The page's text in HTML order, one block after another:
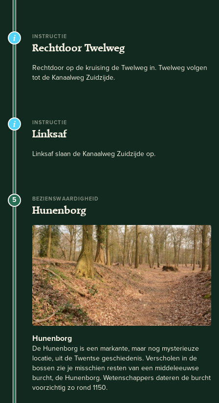
INSTRUCTIE
Rechtdoor Twelweg
Rechtdoor op de kruising de Twelweg in. Twelweg volgen
tot de Kanaalweg Zuidzijde.
INSTRUCTIE
Linksaf
Linksaf slaan de Kanaalweg Zuidzijde op.
5 BEZIENSWAARDIGHEID
Hunenborg
Hunenborg
De Hunenborg is een markante, maar nog mysterieuze
locatie, uit de Twentse geschiedenis. Verscholen in de
bossen zie je misschien resten van een middeleeuwse
burcht, de Hunenborg. Wetenschappers dateren de burcht
voorzichtig zo rond 1150.